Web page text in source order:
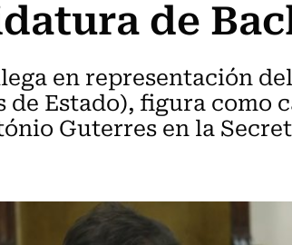
de
en representación
Estado), figura como
Guterres en la